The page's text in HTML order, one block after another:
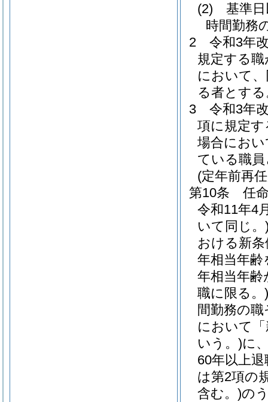
(2)
基準
時間勤務
2
令和3年
規定する
において
る者とす
3
令和3年
項に規定
場合にお
ている職
(定年前再
第10条
任
令和11年4
いて同じ。
おける新
年相当年
年相当年
職に限る。)
間勤務の
において
いう。)に
60年以上
は第2項の
含む。)の